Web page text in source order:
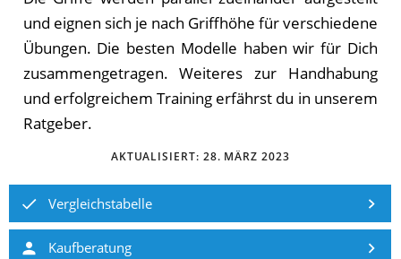
und eignen sich je nach Griffhöhe für verschiedene
Übungen. Die besten Modelle haben wir für Dich
zusammengetragen. Weiteres zur Handhabung
und erfolgreichem Training erfährst du in unserem
Ratgeber.
AKTUALISIERT: 28. MÄRZ 2023
Vergleichstabelle
Kaufberatung